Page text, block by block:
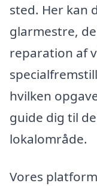
sted. Her kan
glarmestre,
reparation af
hvilken
guide dig til
lokalområde.
Vores